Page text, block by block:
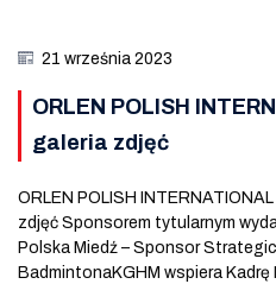
21 września 2023
ORLEN POLISH
galeria zdjęć
ORLEN POLISH
zdjęć Sponsorem tytularnym
Polska Miedź – Sponsor
BadmintonaKGHM wspiera